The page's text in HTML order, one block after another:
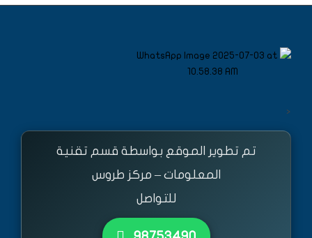
<
تم تطوير الموقع بواسطة قسم تقنية
المعلومات – مركز طروس
للتواصل